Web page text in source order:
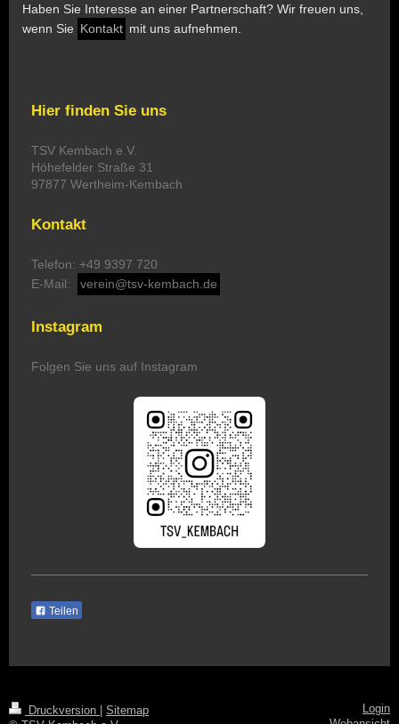
Haben Sie Interesse an einer Partnerschaft? Wir freuen uns,
wenn Sie Kontakt mit uns aufnehmen.
Hier finden Sie uns
TSV Kembach e.V.
Höhefelder Straße 31
97877 Wertheim-Kembach
Kontakt
Telefon: +49 9397 720
E-Mail:
verein@tsv-kembach.de
Instagram
Folgen Sie uns auf Instagram
Teilen
Druckversion
Sitemap
Login